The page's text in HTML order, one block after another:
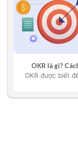
OKR là gì?
OKR được biết